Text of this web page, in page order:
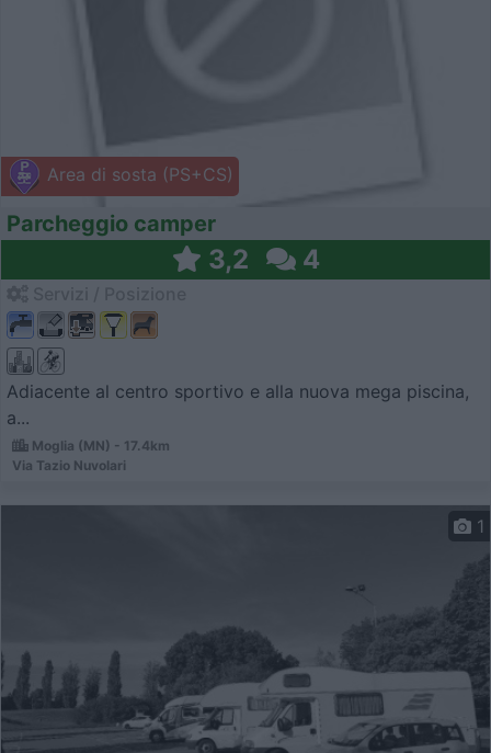
Area di sosta (PS+CS)
Parcheggio camper
3,2 4
Adiacente al centro sportivo e alla nuova mega piscina,
a...
Moglia (MN) - 17.4km
Via Tazio Nuvolari
1